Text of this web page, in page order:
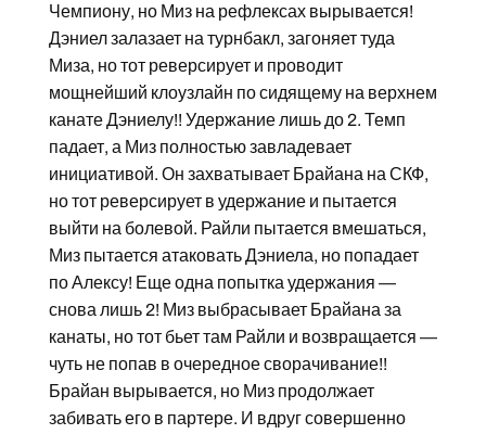
Чемпиону, но Миз на рефлексах вырывается!
Дэниел залазает на турнбакл, загоняет туда
Миза, но тот реверсирует и проводит
мощнейший клоузлайн по сидящему на верхнем
канате Дэниелу!! Удержание лишь до 2. Темп
падает, а Миз полностью завладевает
инициативой. Он захватывает Брайана на СКФ,
но тот реверсирует в удержание и пытается
выйти на болевой. Райли пытается вмешаться,
Миз пытается атаковать Дэниела, но попадает
по Алексу! Еще одна попытка удержания —
снова лишь 2! Миз выбрасывает Брайана за
канаты, но тот бьет там Райли и возвращается —
чуть не попав в очередное сворачивание!!
Брайан вырывается, но Миз продолжает
забивать его в партере. И вдруг совершенно